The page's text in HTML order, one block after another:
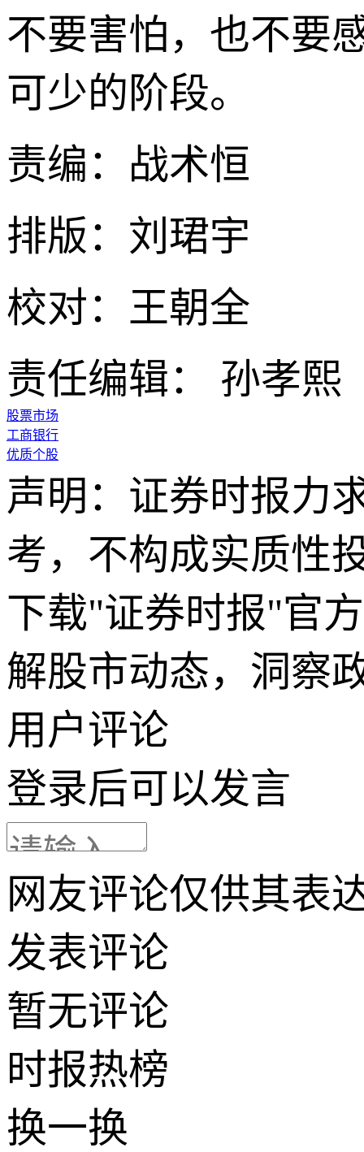
不要害怕，也不要
可少的阶段。
责编：战术恒
排版：刘珺宇
校对：王朝全
责任编辑： 孙孝熙
股票市场
工商银行
优质个股
声明：证券时报力
考，不构成实质性
下载"证券时报"官
解股市动态，洞察
用户评论
登录后可以发言
网友评论仅供其表
发表评论
暂无评论
时报热榜
换一换